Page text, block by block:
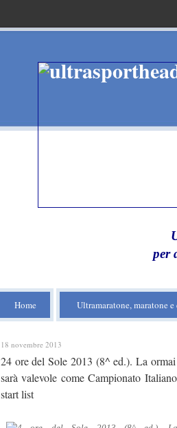
per
Home Ultramaratone, maratone
18 novembre 2013
24 ore del Sole 2013 (8^ ed.). La
sarà valevole come Campionato
start list